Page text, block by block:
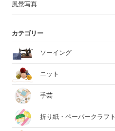
風景写真
カテゴリー
ソーイング
ニット
手芸
折り紙・ペーパークラフト